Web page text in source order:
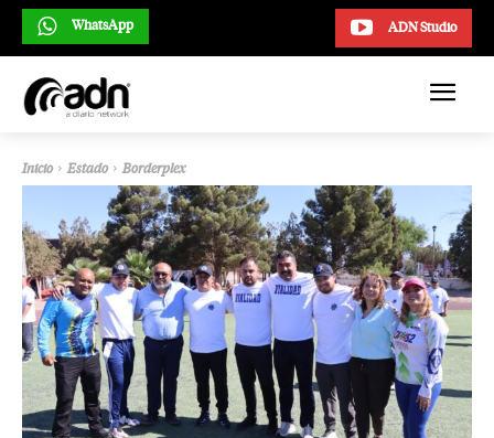
ADN Studio
WhatsApp
Inicio Estado Borderplex